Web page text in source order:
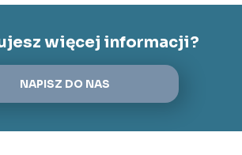
więcej informacji?
NAPISZ DO NAS